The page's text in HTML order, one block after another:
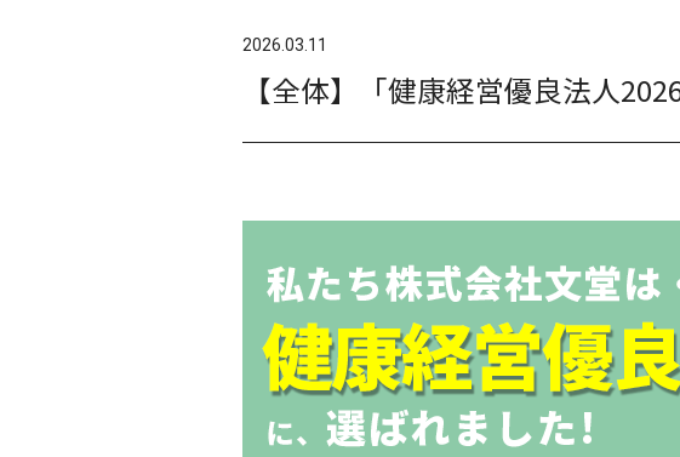
2026.03.11
【全体】「健康経営優良法人